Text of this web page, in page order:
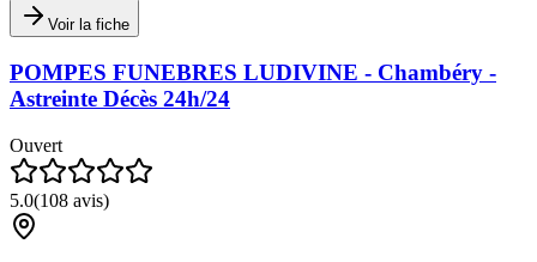
Voir la fiche
POMPES FUNEBRES LUDIVINE - Chambéry -
Astreinte Décès 24h/24
Ouvert
5.0(108 avis)